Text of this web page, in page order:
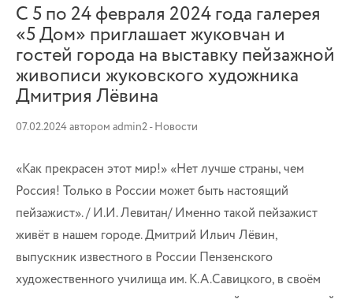
С 5 по 24 февраля 2024 года галерея
«5 Дом» приглашает жуковчан и
гостей города на выставку пейзажной
живописи жуковского художника
Дмитрия Лёвина
07.02.2024автором admin2-Новости
«Как прекрасен этот мир!» «Нет лучше страны, чем
Россия! Только в России может быть настоящий
пейзажист». / И.И. Левитан/ Именно такой пейзажист
живёт в нашем городе. Дмитрий Ильич Лёвин,
выпускник известного в России Пензенского
художественного училища им. К.А.Савицкого, в своём